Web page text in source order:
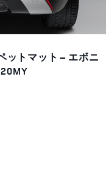
ットマット – エボニ